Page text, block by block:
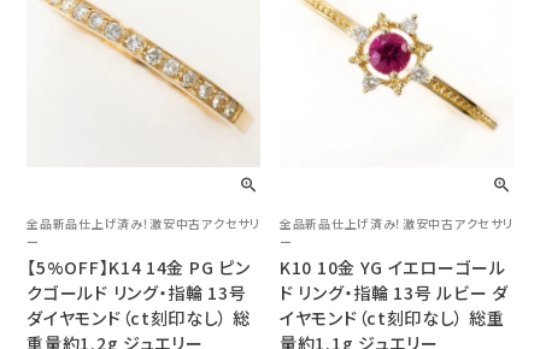
全品新品仕上げ済み！激安中古アクセサリ
ー
【5%OFF】K14 14金 PG ピン
クゴールド リング・指輪 13号
ダイヤモンド（ct刻印なし） 総
重量約1.2g ジュエリー
全品新品仕上げ済み！激安中古アクセサリ
ー
K10 10金 YG イエローゴール
ド リング・指輪 13号 ルビー ダ
イヤモンド（ct刻印なし） 総重
量約1.1g ジュエリー